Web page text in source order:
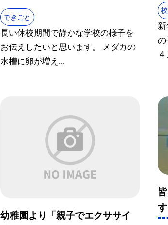
できごと
長い休校期間で静かな学校の様子を
お伝えしたいと思います。 メダカの
水槽に卵が増え...
の
幼稚園より「親子でエクササイ